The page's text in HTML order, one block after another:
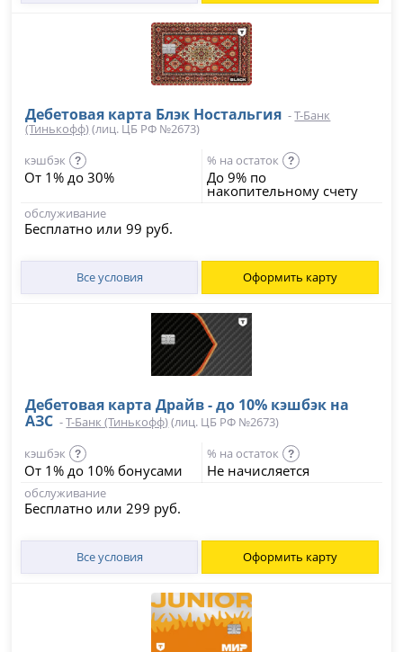
Дебетовая карта Блэк Ностальгия -Т-Банк
(Тинькофф)(лиц. ЦБ РФ №2673)
кэшбэк
?
От 1% до 30%
% на остаток ?
До 9% по
накопительному счету
обслуживание
Бесплатно или 99 руб.
Все условия Оформить карту
Дебетовая карта Драйв - до 10% кэшбэк на
АЗС -Т-Банк (Тинькофф)(лиц. ЦБ РФ №2673)
кэшбэк
?
От 1% до 10% бонусами
% на остаток ?
Не начисляется
обслуживание
Бесплатно или 299 руб.
Все условия Оформить карту